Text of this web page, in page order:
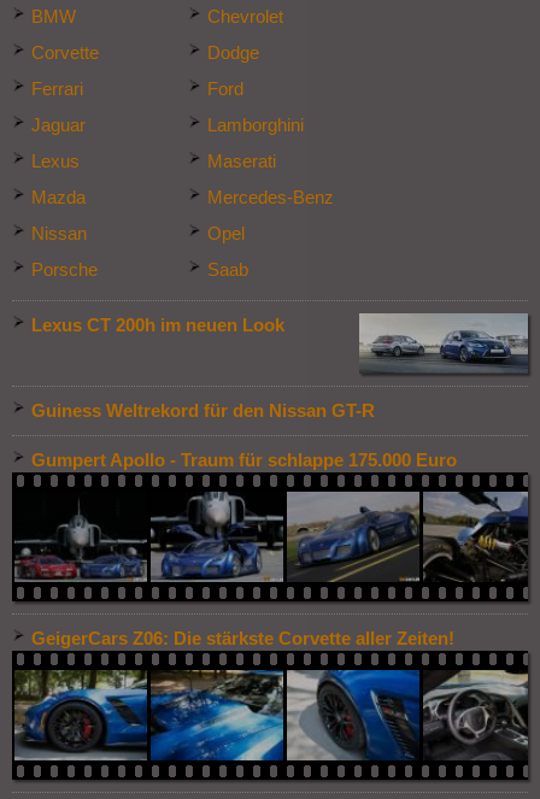
BMW
Chevrolet
Corvette
Dodge
Ferrari
Ford
Jaguar
Lamborghini
Lexus
Maserati
Mazda
Mercedes-Benz
Nissan
Opel
Porsche
Saab
Lexus CT 200h im neuen Look
Guiness Weltrekord für den Nissan GT-R
Gumpert Apollo - Traum für schlappe 175.000 Euro
GeigerCars Z06: Die stärkste Corvette aller Zeiten!